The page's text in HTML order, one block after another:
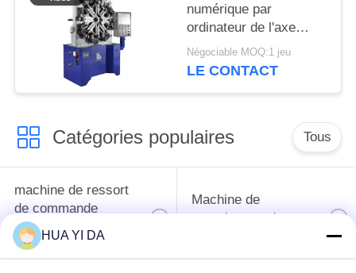
numérique par
ordinateur de l'axe
5.5KW 4 ancien/ressort
torsion de tension
Négociable MOQ:1 jeu
LE CONTACT
Catégories populaires Tous
machine de ressort
de commande
numérique par
ordinateur
Machine de
enroulement de
HUA YI DA